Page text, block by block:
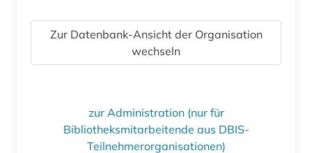
Zur Datenbank-Ansicht der Organisation
wechseln
zur Administration (nur für
Bibliotheksmitarbeitende aus DBIS-
Teilnehmerorganisationen)